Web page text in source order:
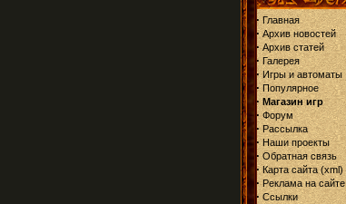
· Главная
· Архив новостей
· Архив статей
· Галерея
· Игры и автоматы
· Популярное
· Магазин игр
· Форум
· Рассылка
· Наши проекты
· Обратная связь
· Карта сайта(xml)
· Реклама на сайте
· Ссылки